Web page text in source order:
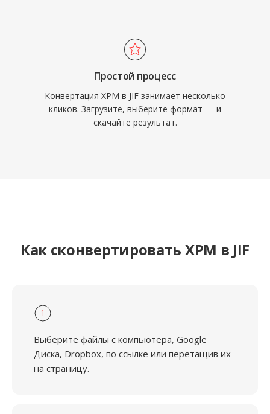
Простой процесс
Конвертация XPM в JIF занимает несколько
кликов. Загрузите, выберите формат — и
скачайте результат.
Как сконвертировать XPM в JIF
1
Выберите файлы с компьютера, Google
Диска, Dropbox, по ссылке или перетащив их
на страницу.